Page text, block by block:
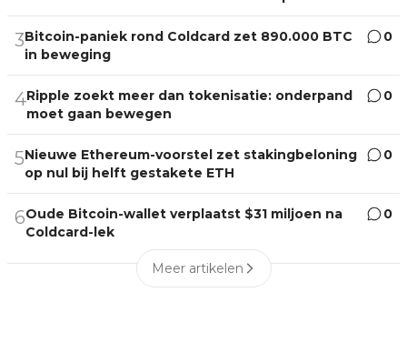
3Bitcoin-paniek rond Coldcard zet 890.000 BTC
in beweging
0
4Ripple zoekt meer dan tokenisatie: onderpand
moet gaan bewegen
0
5Nieuwe Ethereum-voorstel zet stakingbeloning
op nul bij helft gestakete ETH
0
6Oude Bitcoin-wallet verplaatst $31 miljoen na
Coldcard-lek
0
Meer artikelen